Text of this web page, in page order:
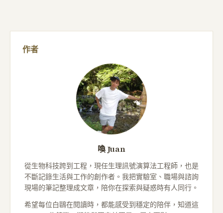
作者
喚 Juan
從生物科技跨到工程，現任生理訊號演算法工程師，也是
不斷記錄生活與工作的創作者。我把實驗室、職場與諮詢
現場的筆記整理成文章，陪你在探索與疑惑時有人同行。
希望每位白鷗在閱讀時，都能感受到穩定的陪伴，知道這